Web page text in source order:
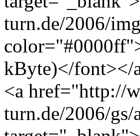
turn.de/2006/
kByte)</font></
<a href="http://
turn.de/2006/